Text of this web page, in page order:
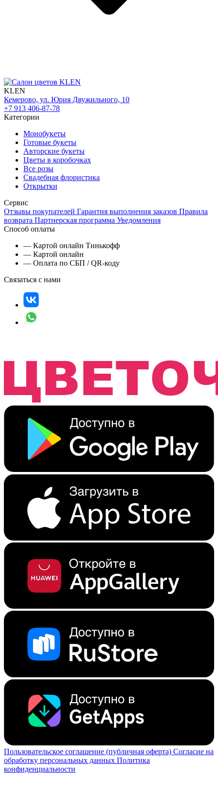
KLEN
Кемерово, ул. Юрия Двужильного, 10
+7 913 406-87-78
Категории
Монобукеты
Готовые букеты
Авторские букеты
Цветы в коробочках
Все розы
Свадебная флористика
Открытки
Сервис
Отзывы покупателей Гарантия выполнения заказов Правила
возврата Партнерская программа Уведомления
Способ оплаты
— Картой онлайн Тинькофф
— Картой онлайн
— Оплата по СБП / QR-коду
Связаться с нами
Пользовательское соглашение (публичная оферта) Согласие на
обработку персональных данных Политика
конфиденциальности